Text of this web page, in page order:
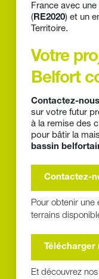
France avec
( RE2020) et un
Territoire.
Votre
Belfort
Contactez-
sur votre futur
à la remise des
bassin
Contactez-
Pour obtenir une
terrains
Et découvrez